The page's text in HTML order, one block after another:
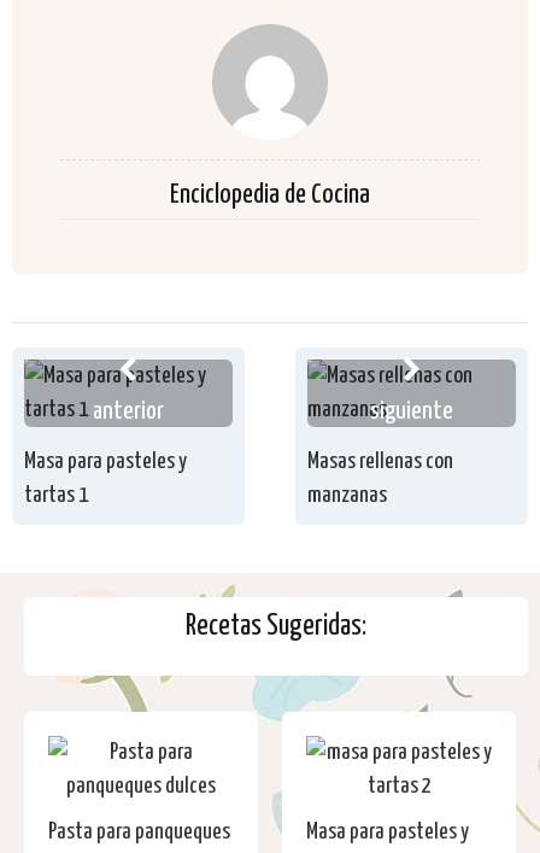
Enciclopedia de Cocina
anterior
Masa para pasteles y
tartas 1
siguiente
Masas rellenas con
manzanas
Recetas Sugeridas:
Pasta para panqueques
Masa para pasteles y